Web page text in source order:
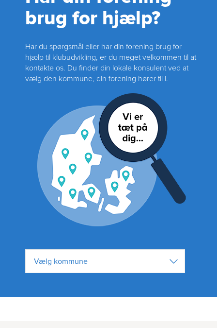
brug for hjælp?
Har du spørgsmål eller har din forening brug for
hjælp til klubudvikling, er du meget velkommen til at
kontakte os. Du finder din lokale konsulent ved at
vælg den kommune, din forening hører til i.
Vælg kommune